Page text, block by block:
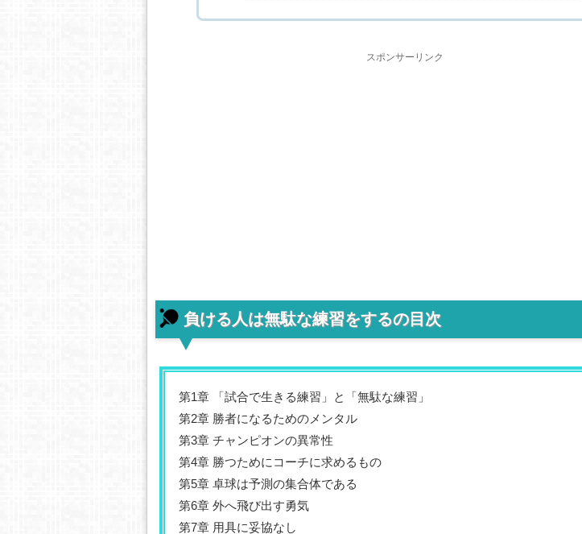
スポンサーリンク
負ける人は無駄な練習をするの目次
第1章 「試合で生きる練習」と「無駄な練習」
第2章 勝者になるためのメンタル
第3章 チャンピオンの異常性
第4章 勝つためにコーチに求めるもの
第5章 卓球は予測の集合体である
第6章 外へ飛び出す勇気
第7章 用具に妥協なし